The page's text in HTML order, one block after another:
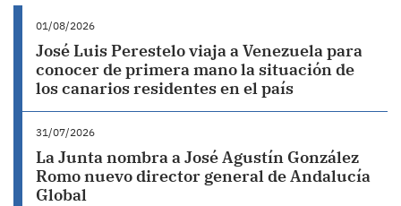
01/08/2026
José Luis Perestelo viaja a Venezuela para
conocer de primera mano la situación de
los canarios residentes en el país
31/07/2026
La Junta nombra a José Agustín González
Romo nuevo director general de Andalucía
Global